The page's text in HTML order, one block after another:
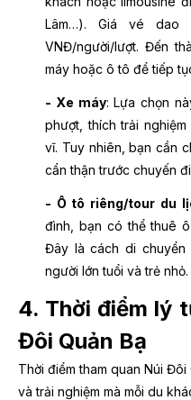
Lâm…). Giá vé dao
VNĐ/người/lượt. Đến
máy hoặc ô tô để tiếp
- Xe máy: Lựa chọn
phượt, thích trải
vĩ. Tuy nhiên, bạn cần
cẩn thận trước chuyến
- Ô tô riêng/tour du
đình, bạn có thể thuê
Đây là cách di chuyển
người lớn tuổi và trẻ nhỏ.
4. Thời điểm lý
Đôi Quản Bạ
Thời điểm tham quan Núi
và trải nghiệm mà mỗi du